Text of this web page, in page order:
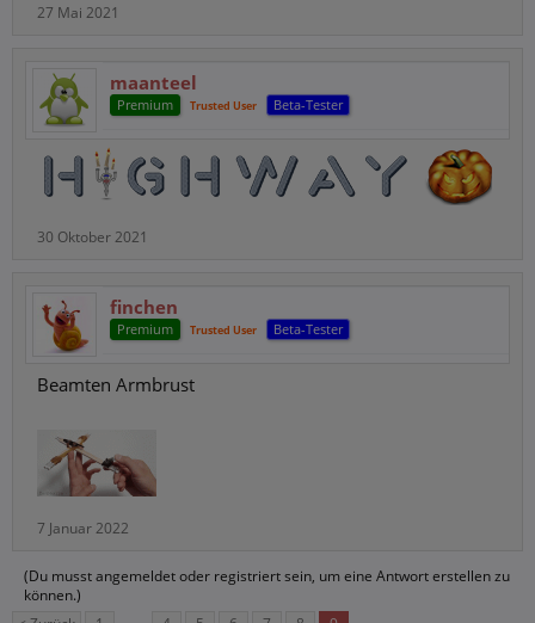
27 Mai 2021
maanteel
Premium Trusted User Beta-Tester
30 Oktober 2021
finchen
Premium Trusted User Beta-Tester
Beamten Armbrust
7 Januar 2022
(Du musst angemeldet oder registriert sein, um eine Antwort erstellen zu
können.)